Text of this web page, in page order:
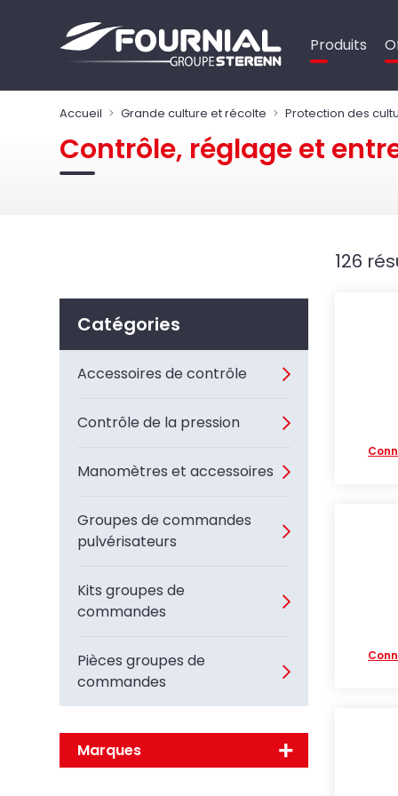
Produits
Accueil Grande culture et récolte Protection des
Contrôle, réglage et
Catégories
Accessoires de contrôle
Contrôle de la pression
Manomètres et accessoires
Groupes de commandes
pulvérisateurs
Kits groupes de
commandes
Pièces groupes de
commandes
Marques
126